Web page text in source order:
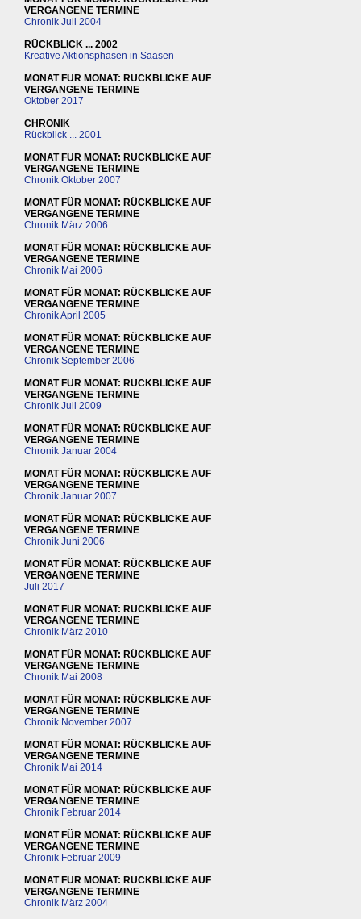
VERGANGENE TERMINE
Chronik Juli 2004
RÜCKBLICK ... 2002
Kreative Aktionsphasen in Saasen
MONAT FÜR MONAT: RÜCKBLICKE AUF
VERGANGENE TERMINE
Oktober 2017
CHRONIK
Rückblick ... 2001
MONAT FÜR MONAT: RÜCKBLICKE AUF
VERGANGENE TERMINE
Chronik Oktober 2007
MONAT FÜR MONAT: RÜCKBLICKE AUF
VERGANGENE TERMINE
Chronik März 2006
MONAT FÜR MONAT: RÜCKBLICKE AUF
VERGANGENE TERMINE
Chronik Mai 2006
MONAT FÜR MONAT: RÜCKBLICKE AUF
VERGANGENE TERMINE
Chronik April 2005
MONAT FÜR MONAT: RÜCKBLICKE AUF
VERGANGENE TERMINE
Chronik September 2006
MONAT FÜR MONAT: RÜCKBLICKE AUF
VERGANGENE TERMINE
Chronik Juli 2009
MONAT FÜR MONAT: RÜCKBLICKE AUF
VERGANGENE TERMINE
Chronik Januar 2004
MONAT FÜR MONAT: RÜCKBLICKE AUF
VERGANGENE TERMINE
Chronik Januar 2007
MONAT FÜR MONAT: RÜCKBLICKE AUF
VERGANGENE TERMINE
Chronik Juni 2006
MONAT FÜR MONAT: RÜCKBLICKE AUF
VERGANGENE TERMINE
Juli 2017
MONAT FÜR MONAT: RÜCKBLICKE AUF
VERGANGENE TERMINE
Chronik März 2010
MONAT FÜR MONAT: RÜCKBLICKE AUF
VERGANGENE TERMINE
Chronik Mai 2008
MONAT FÜR MONAT: RÜCKBLICKE AUF
VERGANGENE TERMINE
Chronik November 2007
MONAT FÜR MONAT: RÜCKBLICKE AUF
VERGANGENE TERMINE
Chronik Mai 2014
MONAT FÜR MONAT: RÜCKBLICKE AUF
VERGANGENE TERMINE
Chronik Februar 2014
MONAT FÜR MONAT: RÜCKBLICKE AUF
VERGANGENE TERMINE
Chronik Februar 2009
MONAT FÜR MONAT: RÜCKBLICKE AUF
VERGANGENE TERMINE
Chronik März 2004